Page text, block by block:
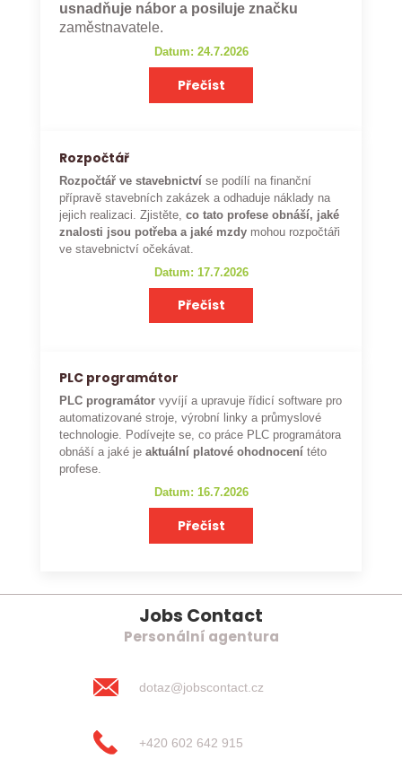
usnadňuje nábor a posiluje značku
zaměstnavatele.
Datum: 24.7.2026
Přečíst
Rozpočtář
Rozpočtář ve stavebnictví se podílí na finanční
přípravě stavebních zakázek a odhaduje náklady na
jejich realizaci. Zjistěte,co tato profese obnáší, jaké
znalosti jsou potřeba a jaké mzdy mohou rozpočtáři
ve stavebnictví očekávat.
Datum: 17.7.2026
Přečíst
PLC programátor
PLC programátor vyvíjí a upravuje řídicí software pro
automatizované stroje, výrobní linky a průmyslové
technologie. Podívejte se, co práce PLC programátora
obnáší a jaké je aktuální platové ohodnocení této
profese.
Datum: 16.7.2026
Přečíst
Jobs Contact
Personální agentura
dotaz@jobscontact.cz
+420 602 642 915